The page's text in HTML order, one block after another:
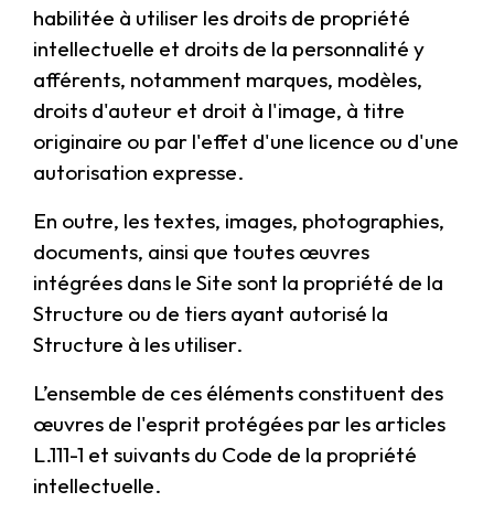
habilitée à utiliser les droits de propriété
intellectuelle et droits de la personnalité y
afférents, notamment marques, modèles,
droits d'auteur et droit à l'image, à titre
originaire ou par l'effet d'une licence ou d'une
autorisation expresse.
En outre, les textes, images, photographies,
documents, ainsi que toutes œuvres
intégrées dans le Site sont la propriété de la
Structure ou de tiers ayant autorisé la
Structure à les utiliser.
L’ensemble de ces éléments constituent des
œuvres de l'esprit protégées par les articles
L.111-1 et suivants du Code de la propriété
intellectuelle.